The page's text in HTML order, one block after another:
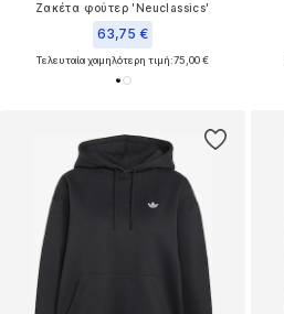
Ζακέτα φούτερ 'Neuclassics'
63,75 €
Τελευταία χαμηλότερη τιμή:75,00 €